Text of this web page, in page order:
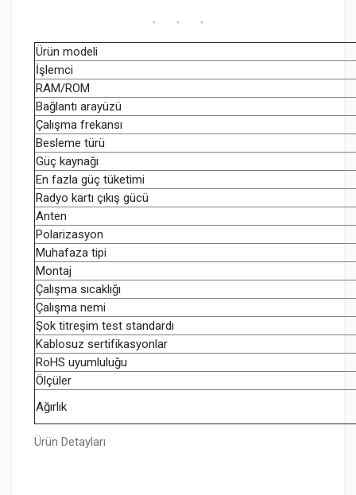
Ürün Detayları
Ürün modeli
İşlemci
RAM/ROM
Bağlantı arayüzü
Çalışma frekansı
Besleme türü
Güç kaynağı
En fazla güç tüketimi
Radyo kartı çıkış gücü
Anten
Polarizasyon
Muhafaza tipi
Montaj
Çalışma sıcaklığı
Çalışma nemi
Şok titreşim test standardı
Kablosuz sertifikasyonlar
RoHS uyumluluğu
Ölçüler
Ağırlık